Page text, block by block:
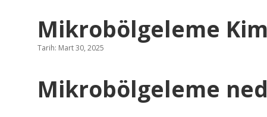
Mikrobölgeleme
Tarih: Mart 30, 2025
Mikrobölgeleme